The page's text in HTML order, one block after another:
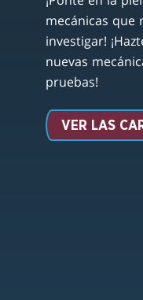
mecánicas que
investigar!
nuevas
pruebas!
VER LAS